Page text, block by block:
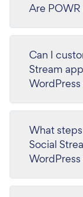
Are
Can I
Stream
WordPress
What
Social
WordPress